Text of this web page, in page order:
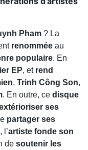
Pham ? La
renommée au
populaire. En
EP, et rend
, Trinh Công Son,
. En outre, ce disque
ses
partager ses
, l’artiste fonde son
de soutenir les